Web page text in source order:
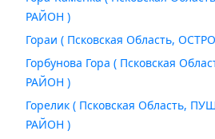
РАЙОН )
Гораи ( Псковская Область,
Горбунова Гора ( Псковская
РАЙОН )
Горелик ( Псковская Область,
РАЙОН )